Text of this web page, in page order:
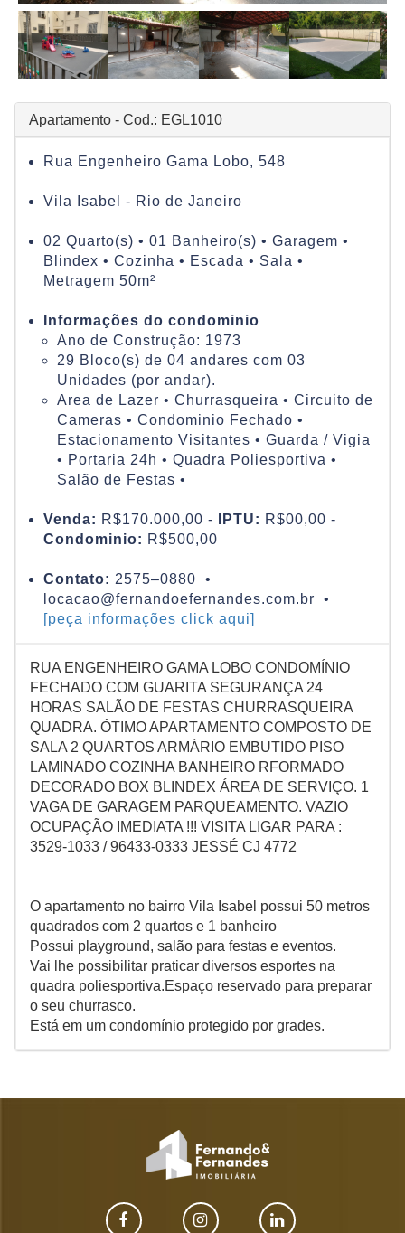
Apartamento - Cod.: EGL1010
Rua Engenheiro Gama Lobo, 548
Vila Isabel - Rio de Janeiro
02 Quarto(s) • 01 Banheiro(s) • Garagem •
Blindex • Cozinha • Escada • Sala •
Metragem 50m²
Informações do condominio
Ano de Construção: 1973
29 Bloco(s) de 04 andares com 03
Unidades (por andar).
Area de Lazer • Churrasqueira • Circuito de
Cameras • Condominio Fechado •
Estacionamento Visitantes • Guarda / Vigia
• Portaria 24h • Quadra Poliesportiva •
Salão de Festas •
Venda: R$170.000,00 - IPTU: R$00,00 -
Condominio: R$500,00
Contato: 2575–0880 •
locacao@fernandoefernandes.com.br •
[peça informações click aqui]
RUA ENGENHEIRO GAMA LOBO CONDOMÍNIO
FECHADO COM GUARITA SEGURANÇA 24
HORAS SALÃO DE FESTAS CHURRASQUEIRA
QUADRA. ÓTIMO APARTAMENTO COMPOSTO DE
SALA 2 QUARTOS ARMÁRIO EMBUTIDO PISO
LAMINADO COZINHA BANHEIRO RFORMADO
DECORADO BOX BLINDEX ÁREA DE SERVIÇO. 1
VAGA DE GARAGEM PARQUEAMENTO. VAZIO
OCUPAÇÃO IMEDIATA !!! VISITA LIGAR PARA :
3529-1033 / 96433-0333 JESSÉ CJ 4772
O apartamento no bairro Vila Isabel possui 50 metros
quadrados com 2 quartos e 1 banheiro
Possui playground, salão para festas e eventos.
Vai lhe possibilitar praticar diversos esportes na
quadra poliesportiva.Espaço reservado para preparar
o seu churrasco.
Está em um condomínio protegido por grades.